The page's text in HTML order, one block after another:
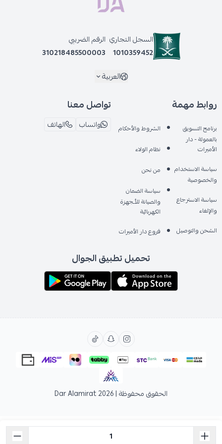
السجل التجاري
1010359452
الرقم الضريبي
310218485500003
العربية
روابط مهمة
برنامج التسويق
بالعمولة - دار
الأميرات
سياسة الاستخدام
والخصوصية
سياسة الاسترجاع
والإلغاء
الشحن والتوصيل
الشروط والأحكام
نظام الولاء
من نحن
سياسة الضمان
والصيانة للأـجهزة
الكهربائية
فروع دار الأميرات
تواصل معنا
واتساب الهاتف
تحميل تطبيق الجوال
الحقوق محفوظة | 2026 Dar Alamirat